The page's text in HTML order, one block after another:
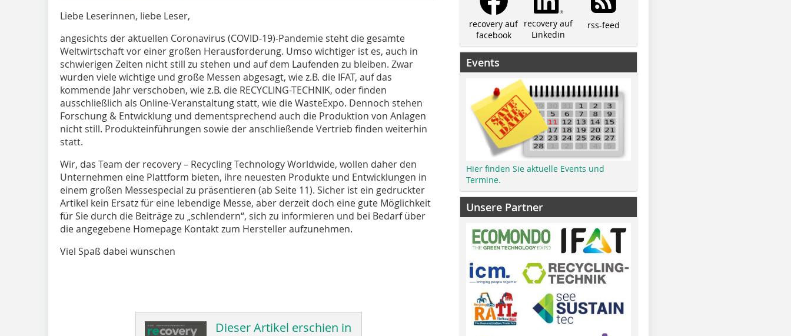
Liebe Leserinnen, liebe Leser,
angesichts der aktuellen Coronavirus (COVID-19)-Pandemie steht die gesamte
Weltwirtschaft vor einer großen Herausforderung. Umso wichtiger ist es, auch in
schwierigen Zeiten nicht still zu stehen und auf dem Laufenden zu bleiben. Zwar
wurden viele wichtige und große Messen abgesagt, wie z.B. die IFAT, auf das
kommende Jahr verschoben, wie z.B. die RECYCLING-TECHNIK, oder finden
ausschließlich als Online-Veranstaltung statt, wie die WasteExpo. Dennoch stehen
Forschung & Entwicklung und dementsprechend auch die Produktion von Anlagen
nicht still. Produkteinführungen sowie der anschließende Vertrieb finden weiterhin
statt.
Wir, das Team der recovery – Recycling Technology Worldwide, wollen daher den
Unternehmen eine Plattform bieten, ihre neuesten Produkte und Entwicklungen in
einem großen Messespecial zu präsentieren (ab Seite 11). Sicher ist ein gedruckter
Artikel kein Ersatz für eine lebendige Messe, aber derzeit doch eine gute Möglichkeit
für Sie durch die Beiträge zu „schlendern“, sich zu informieren und bei Bedarf über
die angegebene Homepage Kontakt zum Hersteller aufzunehmen.
Viel Spaß dabei wünschen
Dieser Artikel erschien in
recovery auf
facebook
recovery auf
Linkedin
rss-feed
Events
Hier finden Sie aktuelle Events und
Termine.
Unsere Partner